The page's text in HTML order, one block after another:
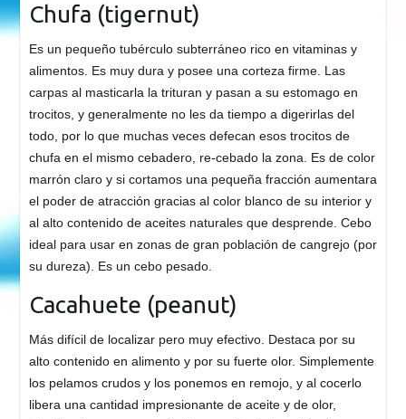
Chufa (tigernut)
Es un pequeño tubérculo subterráneo rico en vitaminas y
alimentos. Es muy dura y posee una corteza firme. Las
carpas al masticarla la trituran y pasan a su estomago en
trocitos, y generalmente no les da tiempo a digerirlas del
todo, por lo que muchas veces defecan esos trocitos de
chufa en el mismo cebadero, re-cebado la zona. Es de color
marrón claro y si cortamos una pequeña fracción aumentara
el poder de atracción gracias al color blanco de su interior y
al alto contenido de aceites naturales que desprende. Cebo
ideal para usar en zonas de gran población de cangrejo (por
su dureza). Es un cebo pesado.
Cacahuete (peanut)
Más difícil de localizar pero muy efectivo. Destaca por su
alto contenido en alimento y por su fuerte olor. Simplemente
los pelamos crudos y los ponemos en remojo, y al cocerlo
libera una cantidad impresionante de aceite y de olor,